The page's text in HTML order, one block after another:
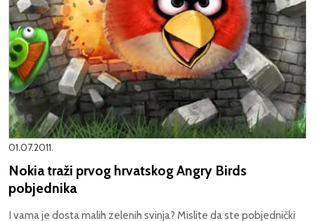
01.07.2011.
Nokia traži prvog hrvatskog Angry Birds
pobjednika
I vama je dosta malih zelenih svinja? Mislite da ste pobjednički